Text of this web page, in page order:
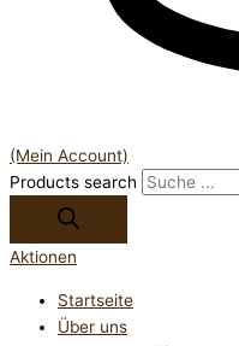
(Mein Account)
Products search
Aktionen
Startseite
Über uns